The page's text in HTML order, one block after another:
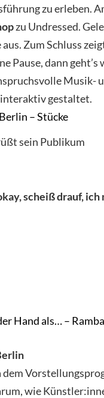
zu erleben.
zu Undressed.
Zum Schluss
Pause, dann geht’s
Musik-
gestaltet.
– Stücke
scheiß drauf, ich
Hand als… –
wie